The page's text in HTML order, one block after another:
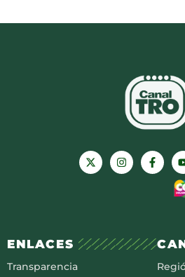
ENLACES
Transparencia